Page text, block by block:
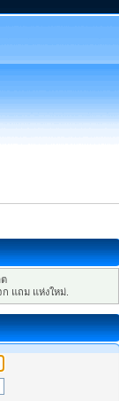
แถม แห่งใหม่.